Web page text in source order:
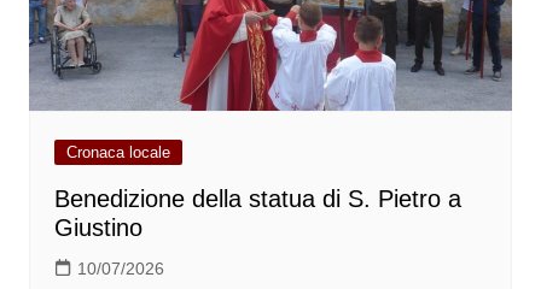
Cronaca locale
Benedizione della statua di S. Pietro a
Giustino
10/07/2026